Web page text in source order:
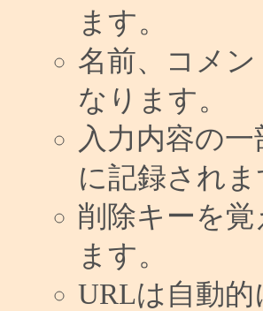
ます。
名前、コメ
なります。
入力内容の
に記録されま
削除キーを
ます。
URLは自動